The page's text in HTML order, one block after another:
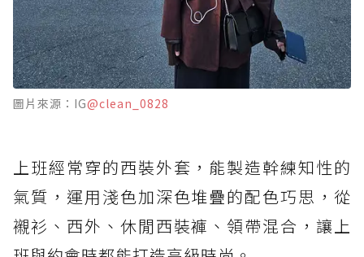
圖片來源：IG@clean_0828
上班經常穿的西裝外套，能製造幹練知性的
氣質，運用淺色加深色堆疊的配色巧思，從
襯衫、西外、休閒西裝褲、領帶混合，讓上